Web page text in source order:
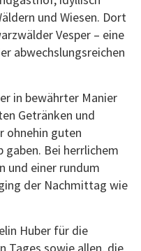
und Wiesen. Dort
Vesper – eine
abwechslungsreichen
in bewährter Manier
Getränken und
ohnehin guten
Bei herrlichem
und einer rundum
der Nachmittag wie
Huber für die